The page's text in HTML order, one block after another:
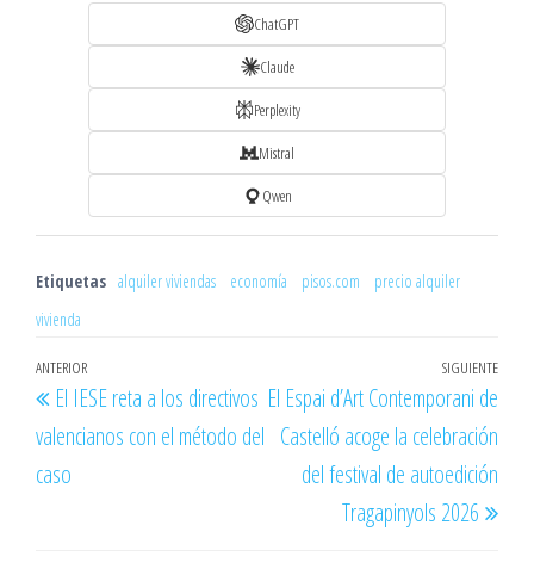
ChatGPT
Claude
Perplexity
Mistral
Qwen
Etiquetas alquiler viviendas economía pisos.com
precio alquiler
vivienda
Navegación
de
entradas
Entrada
anterior
ANTERIOR
El IESE reta a los directivos
valencianos con el método del
caso
SIGUIENTE
El Espai d’Art Contemporani de
Castelló acoge la celebración
del festival de autoedición
Tragapinyols 2026